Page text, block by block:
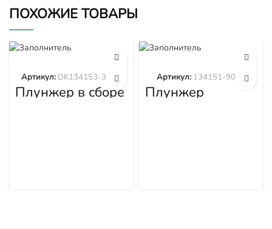
ПОХОЖИЕ ТОВАРЫ
Плунжер в сборе
DK134153-3520
Артикул: DK134153-3520
Плунжер
134151-9020
Артикул: 134151-9020